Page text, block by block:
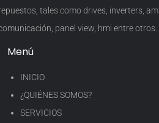
tales como drives, inverters,
panel view, hmi entre otros.
Menú
INICIO
¿QUIÉNES SOMOS?
SERVICIOS